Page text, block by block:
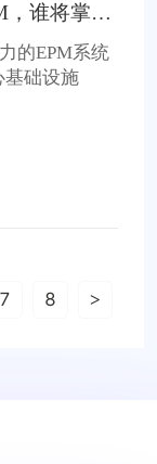
，谁将掌握
的EPM系统
基础设施
7 8 >